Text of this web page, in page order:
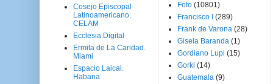
Cosejo Episcopal
Latinoamericano.
CELAM
Ecclesia Digital
Ermita de La Caridad.
Miami
Espacio Laical.
Habana
Foto (10801)
Francisco I
(289)
Frank de Varona (28)
Gisela Baranda (1)
Gordiano Lupi (15)
Gorki (14)
Guatemala (9)